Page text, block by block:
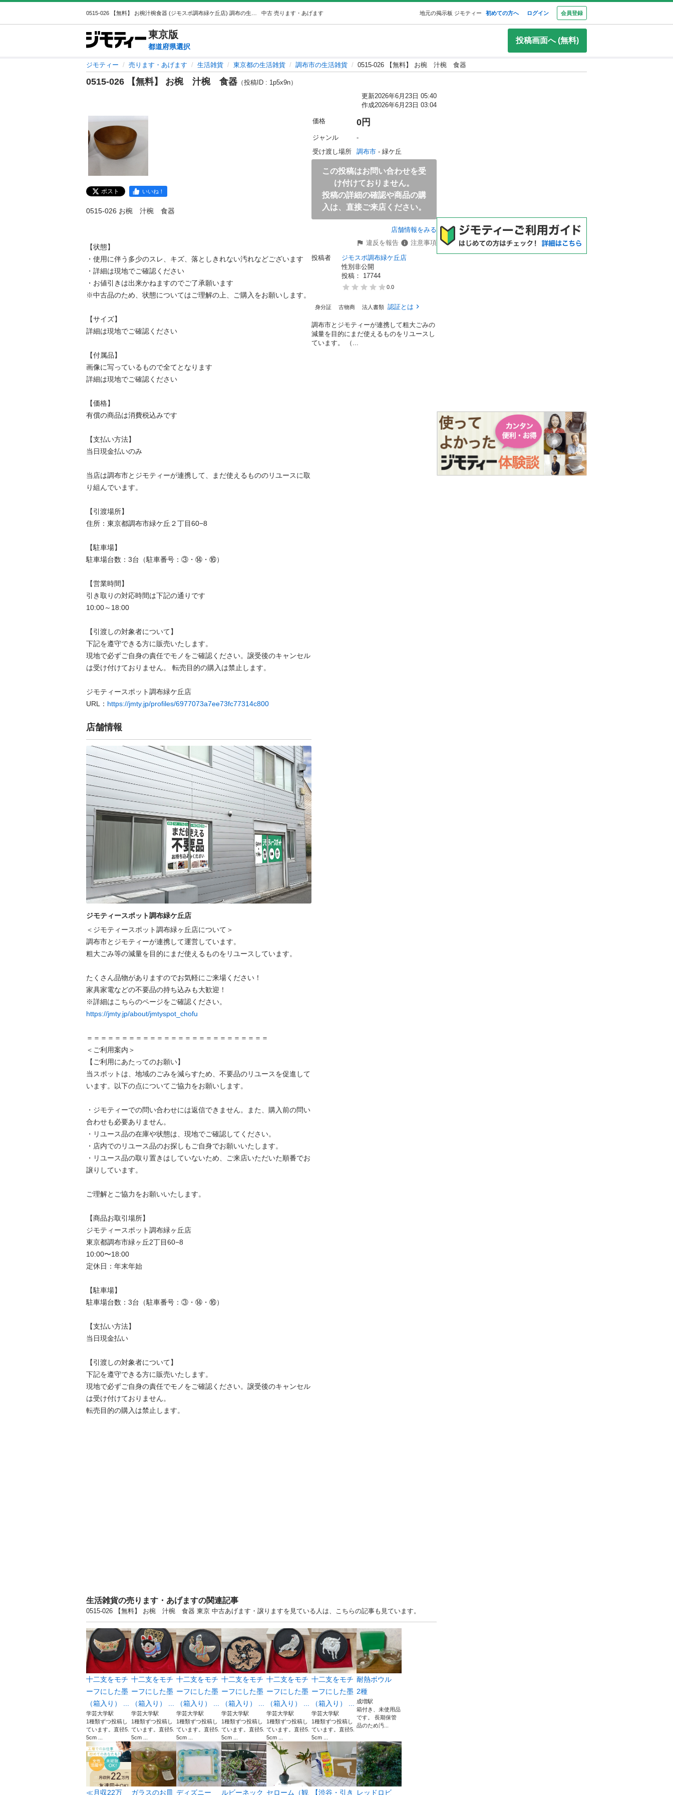
中古 売ります・あげます 地元の掲示板 ジモティー 初めての方へ ログイン 会員登録
東京版
都道府県選択
投稿画面へ (無料)
ジモティー 売ります・あげます 生活雑貨 東京都の生活雑貨 調布市の生活雑貨 0515-026 【無料】 お椀 汁椀 食器
0515-026 【無料】 お椀 汁椀 食器 （投稿ID : 1p5x9n）
更新2026年6月23日 05:40
作成2026年6月23日 03:04
ポスト いいね！
0515-026 お椀　汁椀　食器
【状態】
・使用に伴う多少のスレ、キズ、落としきれない汚れなどございます
・詳細は現地でご確認ください
・お値引きは出来かねますのでご了承願います
※中古品のため、状態についてはご理解の上、ご購入をお願いします。
【サイズ】
詳細は現地でご確認ください
【付属品】
画像に写っているもので全てとなります
詳細は現地でご確認ください
【価格】
有償の商品は消費税込みです
【⽀払い⽅法】
当⽇現⾦払いのみ
当店は調布市とジモティーが連携して、まだ使えるもののリユースに取
り組んでいます。
【引渡場所】
住所：東京都調布市緑ケ丘２丁目60−8
【駐⾞場】
駐車場台数：3台（駐車番号：③・⑭・⑯）
【営業時間】
引き取りの対応時間は下記の通りです
10:00～18:00
【引渡しの対象者について】
下記を遵守できる⽅に販売いたします。
現地で必ずご⾃⾝の責任でモノをご確認ください。譲受後のキャンセル
は受け付けておりません。 転売⽬的の購⼊は禁⽌します。
ジモティースポット調布緑ケ丘店
URL： https://jmty.jp/profiles/6977073a7ee73fc77314c800
店舗情報
ジモティースポット調布緑ケ丘店
＜ジモティースポット調布緑ヶ丘店について＞
調布市とジモティーが連携して運営しています。
粗⼤ごみ等の減量を⽬的にまだ使えるものをリユースしています。
たくさん品物がありますのでお気軽にご来場ください！
家具家電などの不要品の持ち込みも大歓迎！
https://jmty.jp/about/jmtyspot_chofu
＝＝＝＝＝＝＝＝＝＝＝＝＝＝＝＝＝＝＝＝＝＝＝＝＝＝
＜ご利用案内＞
【ご利用にあたってのお願い】
当スポットは、地域のごみを減らすため、不要品のリユースを促進して
います。以下の点についてご協力をお願いします。
・ジモティーでの問い合わせには返信できません。また、購入前の問い
合わせも必要ありません。
・リユース品の在庫や状態は、現地でご確認してください。
・店内でのリユース品のお探しもご自身でお願いいたします。
・リユース品の取り置きはしていないため、ご来店いただいた順番でお
譲りしています。
ご理解とご協力をお願いいたします。
【商品お取引場所】
ジモティースポット調布緑ヶ丘店
東京都調布市緑ヶ丘2丁目60−8
10:00〜18:00
定休日：年末年始
【駐⾞場】
駐車場台数：3台（駐車番号：③・⑭・⑯）
【⽀払い⽅法】
当日現金払い
【引渡しの対象者について】
下記を遵守できる⽅に販売いたします。
現地で必ずご⾃⾝の責任でモノをご確認ください。譲受後のキャンセル
は受け付けておりません。
転売⽬的の購⼊は禁⽌します。
価格 0円
ジャンル
-
受け渡し場所
調布市 - 緑ケ丘
この投稿はお問い合わせを受
け付けておりません。
投稿の詳細の確認や商品の購
入は、直接ご来店ください。
店舗情報をみる
違反を報告
注意事項
投稿者
ジモスポ調布緑ケ丘店
性別非公開
投稿： 17744
0.0
身分証 古物商 法人書類 認証とは
調布市とジモティーが連携して粗⼤ごみの
減量を⽬的にまだ使えるものをリユースし
ています。 （...
生活雑貨の売ります・あげますの関連記事
0515-026 【無料】 お椀 汁椀 食器 東京 中古あげます・譲りますを見ている人は、こちらの記事も見ています。
十二支をモチ
ーフにした墨
（箱入り） ...
学芸大学駅
1種類ずつ投稿し
ています。直径5.
5cm ...
十二支をモチ
ーフにした墨
（箱入り） ...
学芸大学駅
1種類ずつ投稿し
ています。直径5.
5cm ...
十二支をモチ
ーフにした墨
（箱入り） ...
学芸大学駅
1種類ずつ投稿し
ています。直径5.
5cm ...
十二支をモチ
ーフにした墨
（箱入り） ...
学芸大学駅
1種類ずつ投稿し
ています。直径5.
5cm ...
十二支をモチ
ーフにした墨
（箱入り） ...
学芸大学駅
1種類ずつ投稿し
ています。直径5.
5cm ...
十二支をモチ
ーフにした墨
（箱入り） ...
学芸大学駅
1種類ずつ投稿し
ています。直径5.
5cm ...
耐熱ボウル
2種
成増駅
箱付き、未使用品
です。 長期保管
品のため汚...
≪月収22万 ガラスのお皿 ディズニー ルビーネック セローム（観 【渋谷・引き レッドロビ